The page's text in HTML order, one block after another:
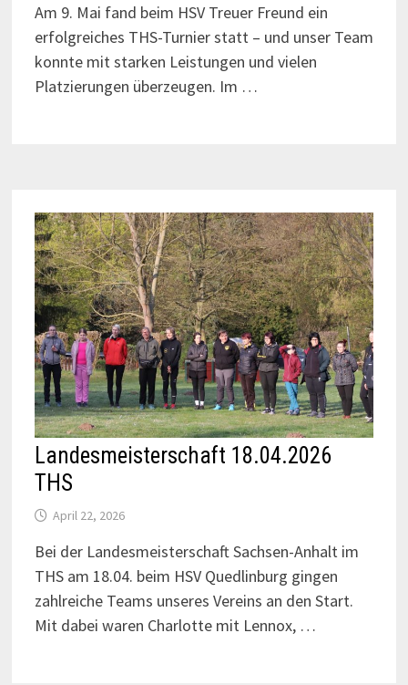
Am 9. Mai fand beim HSV Treuer Freund ein
erfolgreiches THS-Turnier statt – und unser Team
konnte mit starken Leistungen und vielen
Platzierungen überzeugen. Im …
Landesmeisterschaft 18.04.2026
THS
April 22, 2026
Bei der Landesmeisterschaft Sachsen-Anhalt im
THS am 18.04. beim HSV Quedlinburg gingen
zahlreiche Teams unseres Vereins an den Start.
Mit dabei waren Charlotte mit Lennox, …